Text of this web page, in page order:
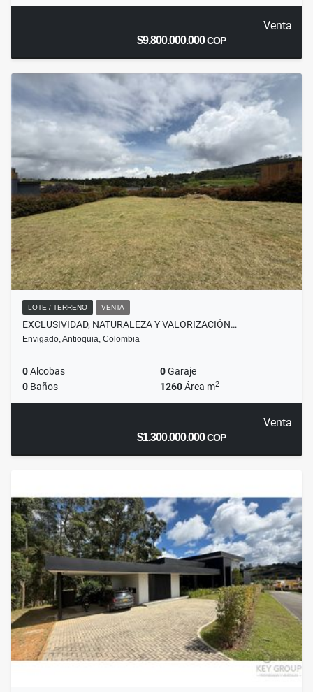
Venta
$9.800.000.000COP
LOTE / TERRENO VENTA
EXCLUSIVIDAD, NATURALEZA Y VALORIZACIÓN…
Envigado, Antioquia, Colombia
0Alcobas 0Garaje
0 Baños 1260Área m2
Venta
$1.300.000.000COP